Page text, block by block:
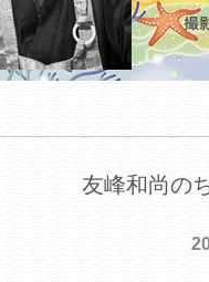
友峰和尚の